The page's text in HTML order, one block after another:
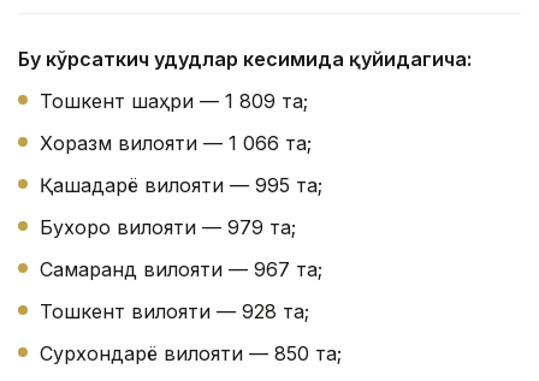
Бу кўрсаткич ҳудудлар кесимида қуйидагича:
Тошкент шаҳри — 1 809 та;
Хоразм вилояти — 1 066 та;
Қашқадарё вилояти — 995 та;
Бухоро вилояти — 979 та;
Самарқанд вилояти — 967 та;
Тошкент вилояти — 928 та;
Сурхондарё вилояти — 850 та;